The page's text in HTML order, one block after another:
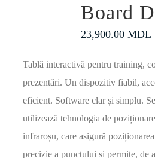
Board
23,900.00 MDL
Tablă interactivă pentru training,
prezentări. Un dispozitiv fiabil,
eficient. Software clar și simplu. Se
utilizează tehnologia de
infraroșu, care asigură
precizie a punctului și permite, de